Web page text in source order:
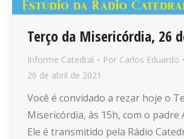
Terço da Misericórdia, 26
Informe Catedral Por Carlos Eduardo
26 de abril de 2021
Você é convidado a rezar hoje o
Misericórdia, às 15h, com o padre
Ele é transmitido pela Rádio